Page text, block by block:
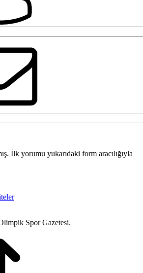
İlk yorumu yukarıdaki form aracılığıyla
Spor Gazetesi.